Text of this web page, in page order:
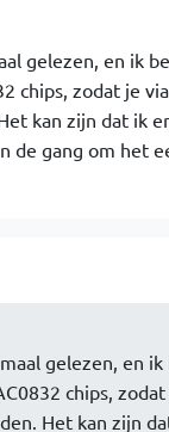
gelezen, en ik
chips, zodat je
kan zijn dat ik er
de gang om het
gelezen, en ik
chips,
Het kan zijn